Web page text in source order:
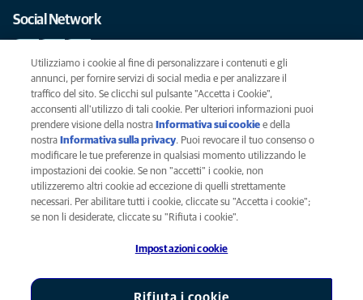
Social Network
Le migliori cure per il vostro animale domestico
SCRIVICI
info@anicura.it
Privacy
Legal
AniCura è un'affiliata di Mars, Inc © 2026
Utilizziamo i cookie al fine di personalizzare i contenuti e gli
annunci, per fornire servizi di social media e per analizzare il
traffico del sito. Se clicchi sul pulsante "Accetta i Cookie",
acconsenti all'utilizzo di tali cookie. Per ulteriori informazioni puoi
prendere visione della nostra Informativa sui cookie (opens in a new
tab)
e della
nostra Informativa sulla privacy(opens in a new tab)
. Puoi revocare il tuo consenso o
modificare le tue preferenze in qualsiasi momento utilizzando le
impostazioni dei cookie. Se non "accetti" i cookie, non
utilizzeremo altri cookie ad eccezione di quelli strettamente
necessari. Per abilitare tutti i cookie, cliccate su "Accetta i cookie";
se non li desiderate, cliccate su "Rifiuta i cookie".
Impostazioni cookie
Rifiuta i cookie